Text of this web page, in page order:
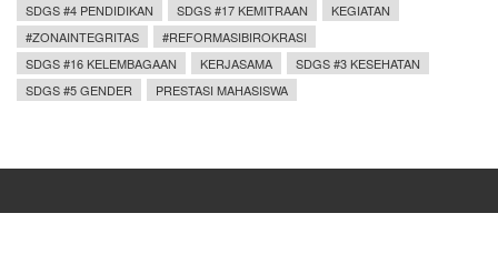
SDGS #4 PENDIDIKAN SDGS #17 KEMITRAAN
KEGIATAN
#ZONAINTEGRITAS
#REFORMASIBIROKRASI
SDGS #16 KELEMBAGAAN
KERJASAMA
SDGS #3 KESEHATAN
SDGS #5 GENDER
PRESTASI MAHASISWA